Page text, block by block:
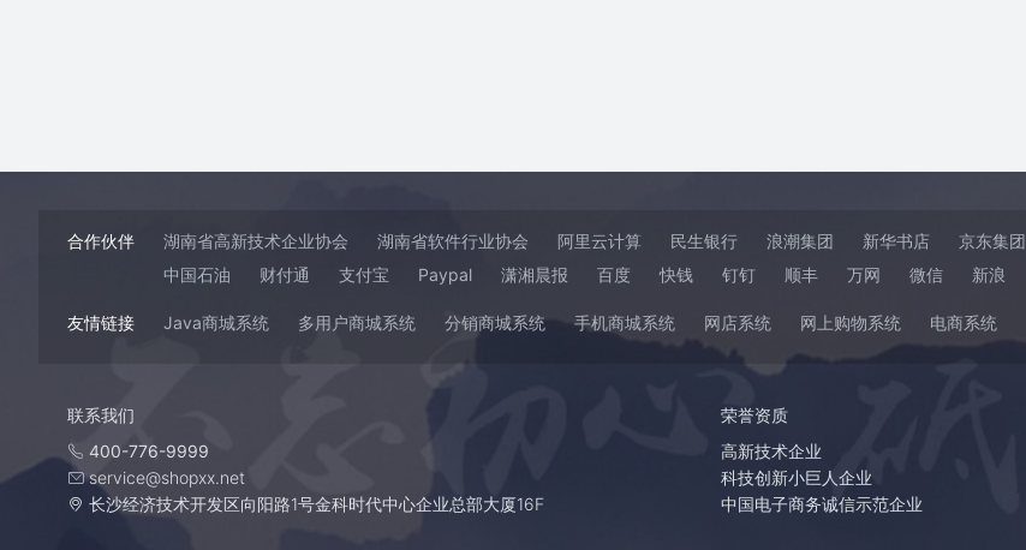
合作伙伴 湖南省高新技术企业协会 湖南省软件行业协会 阿里云计算 民生银行 浪潮集团 新华书店 京东集团
中国石油
财付通 支付宝 Paypal 潇湘晨报 百度 快钱 钉钉 顺丰 万网 微信 新浪
友情链接 Java商城系统 多用户商城系统 分销商城系统 手机商城系统 网店系统 网上购物系统 电商系统
联系我们
400-776-9999
service@shopxx.net
长沙经济技术开发区向阳路1号金科时代中心企业总部大厦16F
荣誉资质
高新技术企业
科技创新小巨人企业
中国电子商务诚信示范企业